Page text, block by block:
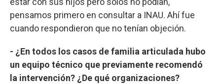
pensamos primero en consultar a INAU. Ahí fue
cuando respondieron que no tenían objeción.
- ¿En todos los casos de familia articulada hubo
un equipo técnico que previamente recomendó
la intervención? ¿De qué organizaciones?